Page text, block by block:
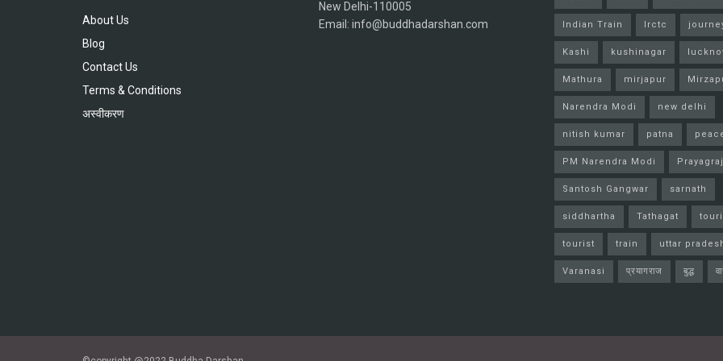
About Us
Blog
Contact Us
Terms & Conditions
अस्वीकरण
New Delhi-110005
Email: info@buddhadarshan.com
Indian Train Irctc
Kashi kushinagar
Mathura mirjapur
Narendra Modi new delhi
nitish kumar patna
PM Narendra Modi Prayagraj
Santosh Gangwar sarnath
siddhartha Tathagat
tourist train uttar
Varanasi प्रयागराज बुद्ध